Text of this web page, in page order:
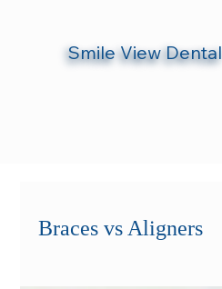
Smile View Dental
Braces vs Aligners